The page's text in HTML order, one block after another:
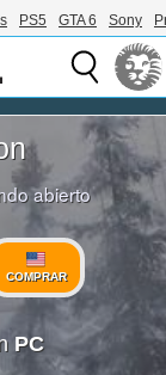
PS5 GTA 6 Sony
abierto
COMPRAR
PC